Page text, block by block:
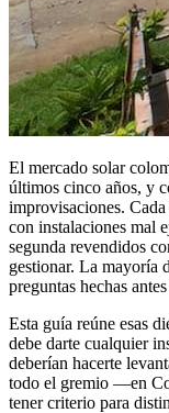
El mercado solar
últimos cinco años, y
improvisaciones.
con instalaciones mal
segunda revendidos
gestionar. La mayoría
preguntas hechas
Esta guía reúne esas
debe darte cualquier
deberían hacerte
todo el gremio —en
tener criterio para